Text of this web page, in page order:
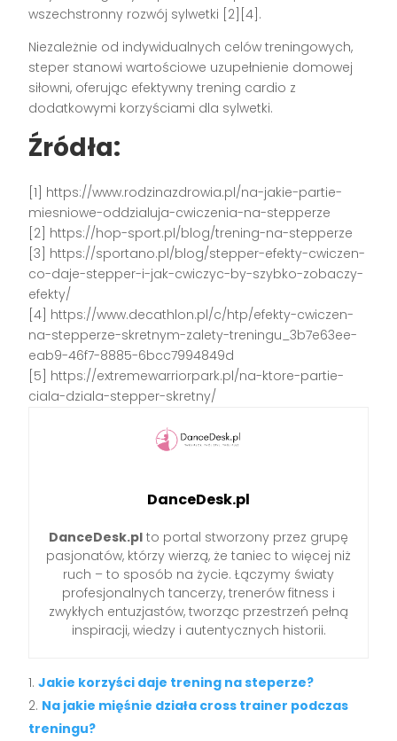
wszechstronny rozwój sylwetki [2][4].
Niezależnie od indywidualnych celów treningowych,
steper stanowi wartościowe uzupełnienie domowej
siłowni, oferując efektywny trening cardio z
dodatkowymi korzyściami dla sylwetki.
Źródła:
[1] https://www.rodzinazdrowia.pl/na-jakie-partie-
miesniowe-oddzialuja-cwiczenia-na-stepperze
[2] https://hop-sport.pl/blog/trening-na-stepperze
[3] https://sportano.pl/blog/stepper-efekty-cwiczen-
co-daje-stepper-i-jak-cwiczyc-by-szybko-zobaczy-
efekty/
[4] https://www.decathlon.pl/c/htp/efekty-cwiczen-
na-stepperze-skretnym-zalety-treningu_3b7e63ee-
eab9-46f7-8885-6bcc7994849d
[5] https://extremewarriorpark.pl/na-ktore-partie-
ciala-dziala-stepper-skretny/
DanceDesk.pl
DanceDesk.pl to portal stworzony przez grupę
pasjonatów, którzy wierzą, że taniec to więcej niż
ruch – to sposób na życie. Łączymy światy
profesjonalnych tancerzy, trenerów fitness i
zwykłych entuzjastów, tworząc przestrzeń pełną
inspiracji, wiedzy i autentycznych historii.
Jakie korzyści daje trening na steperze?
Na jakie mięśnie działa cross trainer podczas
treningu?